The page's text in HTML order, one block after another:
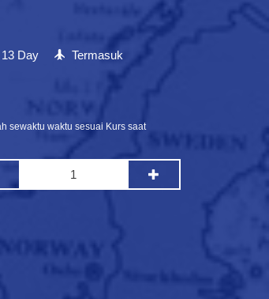
13 Day
Termasuk
sewaktu waktu sesuai Kurs saat